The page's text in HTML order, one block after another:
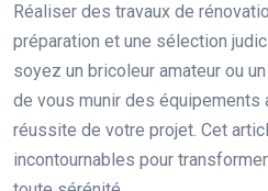
Réaliser des travaux de
préparation et une sélection
soyez un bricoleur amateur ou
de vous munir des équipements
réussite de votre projet. Cet
incontournables pour